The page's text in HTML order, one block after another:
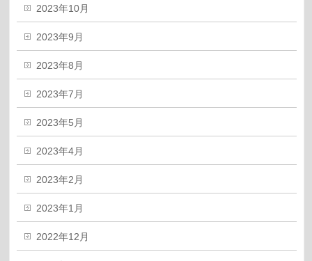
2023年10月
2023年9月
2023年8月
2023年7月
2023年5月
2023年4月
2023年2月
2023年1月
2022年12月